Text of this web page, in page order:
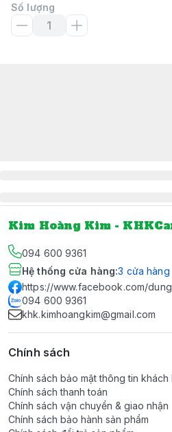
Số lượng
Kim Hoàng Kim -
094 600 9361
Hệ thống cửa hàng:3 cửa hàng
https://www.facebook.com/
094 600 9361
khk.kimhoangkim@gmail.com
Chính sách
Chính sách bảo mật thông tin khách
Chính sách thanh toán
Chính sách vận chuyển & giao nhận
Chính sách bảo hành sản phẩm